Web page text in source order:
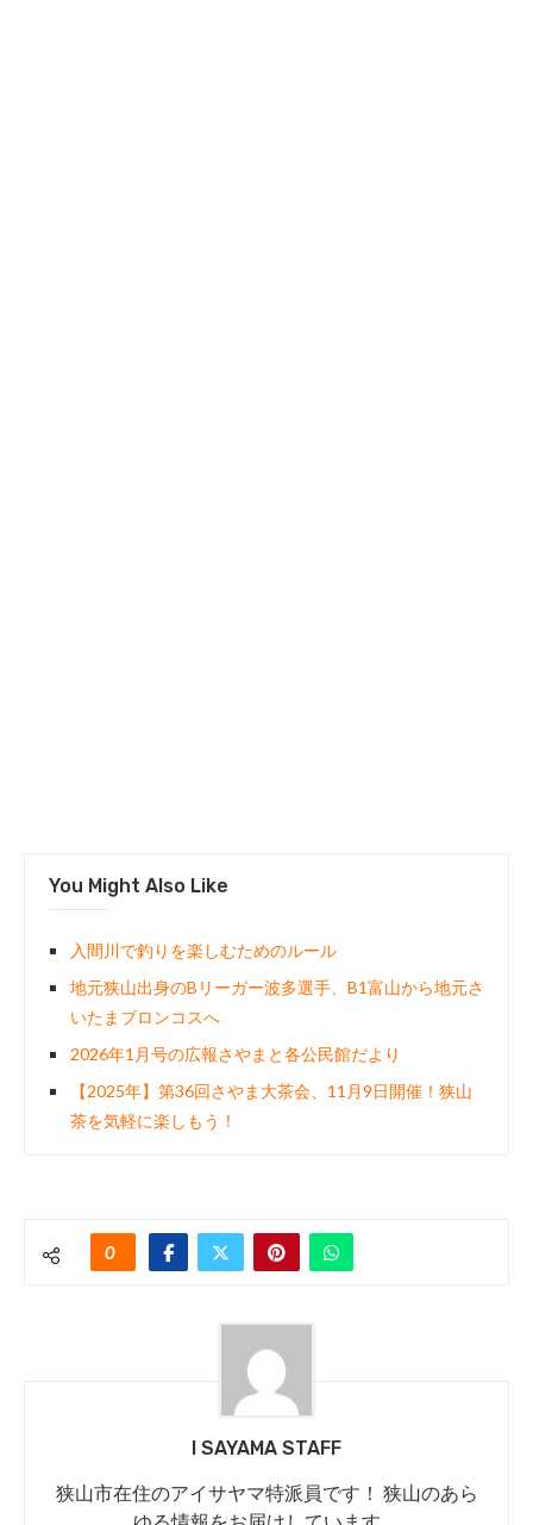
You Might Also Like
入間川で釣りを楽しむためのルール
地元狭山出身のBリーガー波多選手、B1富山から地元さ
いたまブロンコスへ
2026年1月号の広報さやまと各公民館だより
【2025年】第36回さやま大茶会、11月9日開催！狭山
茶を気軽に楽しもう！
0
I SAYAMA STAFF
狭山市在住のアイサヤマ特派員です！ 狭山のあら